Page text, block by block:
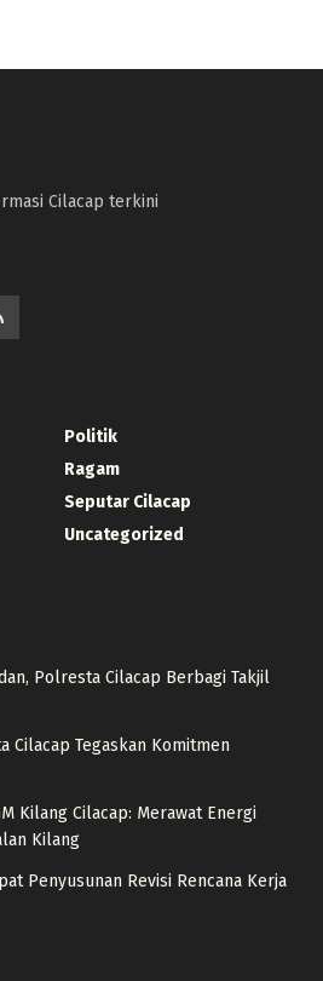
Cilacap terkini
Politik
Ragam
Seputar Cilacap
Uncategorized
Polresta Cilacap Berbagi Takjil
Cilacap Tegaskan Komitmen
Kilang Cilacap: Merawat Energi
Kilang
Penyusunan Revisi Rencana Kerja